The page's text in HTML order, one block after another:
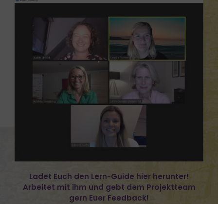
Ladet Euch den Lern-Guide hier herunter!
Arbeitet mit ihm und gebt dem Projektteam
gern Euer Feedback!